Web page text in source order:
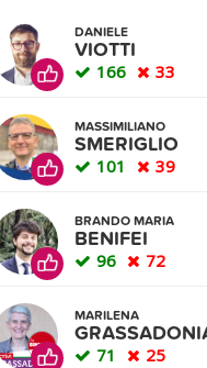
DANIELE
VIOTTI
166 33
MASSIMILIANO
SMERIGLIO
101 39
BRANDO MARIA
BENIFEI
96 72
MARILENA
71 25